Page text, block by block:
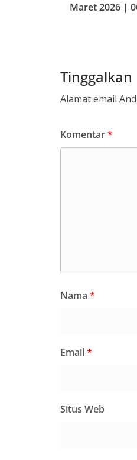
Maret 2026 |
Tinggalkan
Alamat email
Komentar*
Nama *
Email*
Situs Web